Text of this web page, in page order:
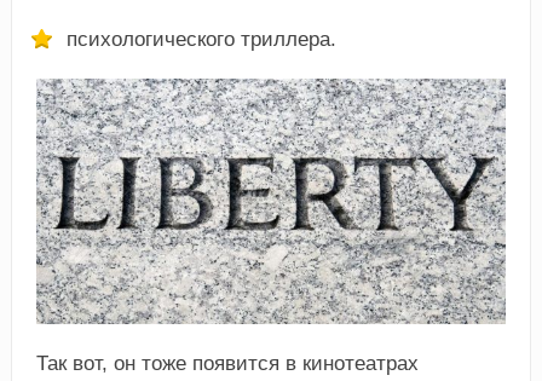
психологического триллера.
Так вот, он тоже появится в кинотеатрах